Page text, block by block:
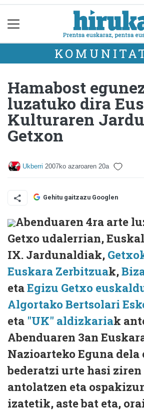
Hamabost
luzatuko dira
Kulturaren
Getxon
Ukberri 2007ko azaroaren 20a
Gehitu gaitzazu Googlen
Abenduaren 4ra arte
Getxo udalerrian,
IX. Jardunaldiak,
Euskara Zerbitzuak,
etaEgizu Getxo
Algortako Bertsolari
eta "UK" aldizkariak
Abenduaren 3an
Nazioarteko Eguna dela
bederatzi urte hasi
antolatzen eta
izatetik, aste bat eta,